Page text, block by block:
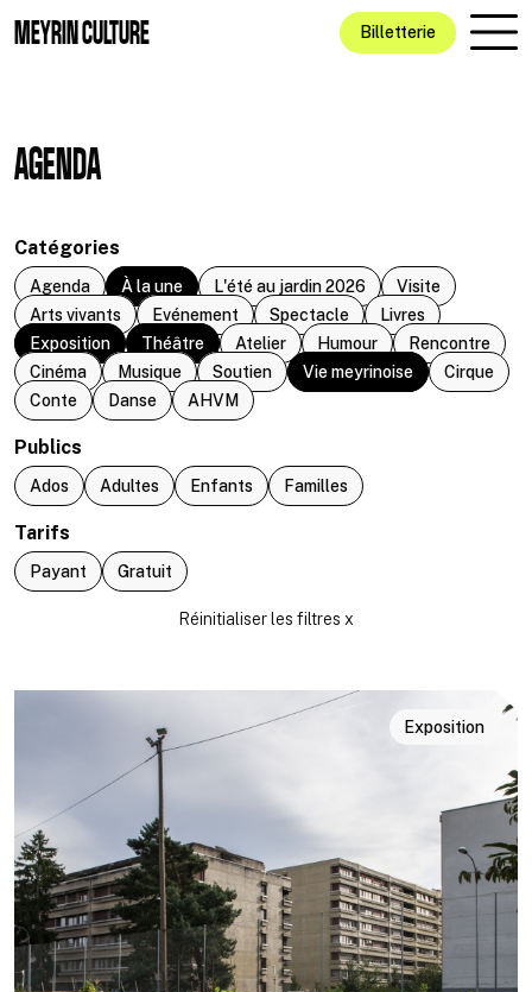
MEYRIN CULTURE Billetterie
AGENDA
Catégories
Agenda À la une L'été au jardin 2026
Visite
Arts vivants
Evénement Spectacle
Livres
Exposition
Théâtre Atelier Humour
Rencontre
Cinéma
Musique Soutien Vie meyrinoise
Cirque
Conte
Danse AHVM
Publics
Ados Adultes Enfants Familles
Tarifs
Payant Gratuit
Exposition